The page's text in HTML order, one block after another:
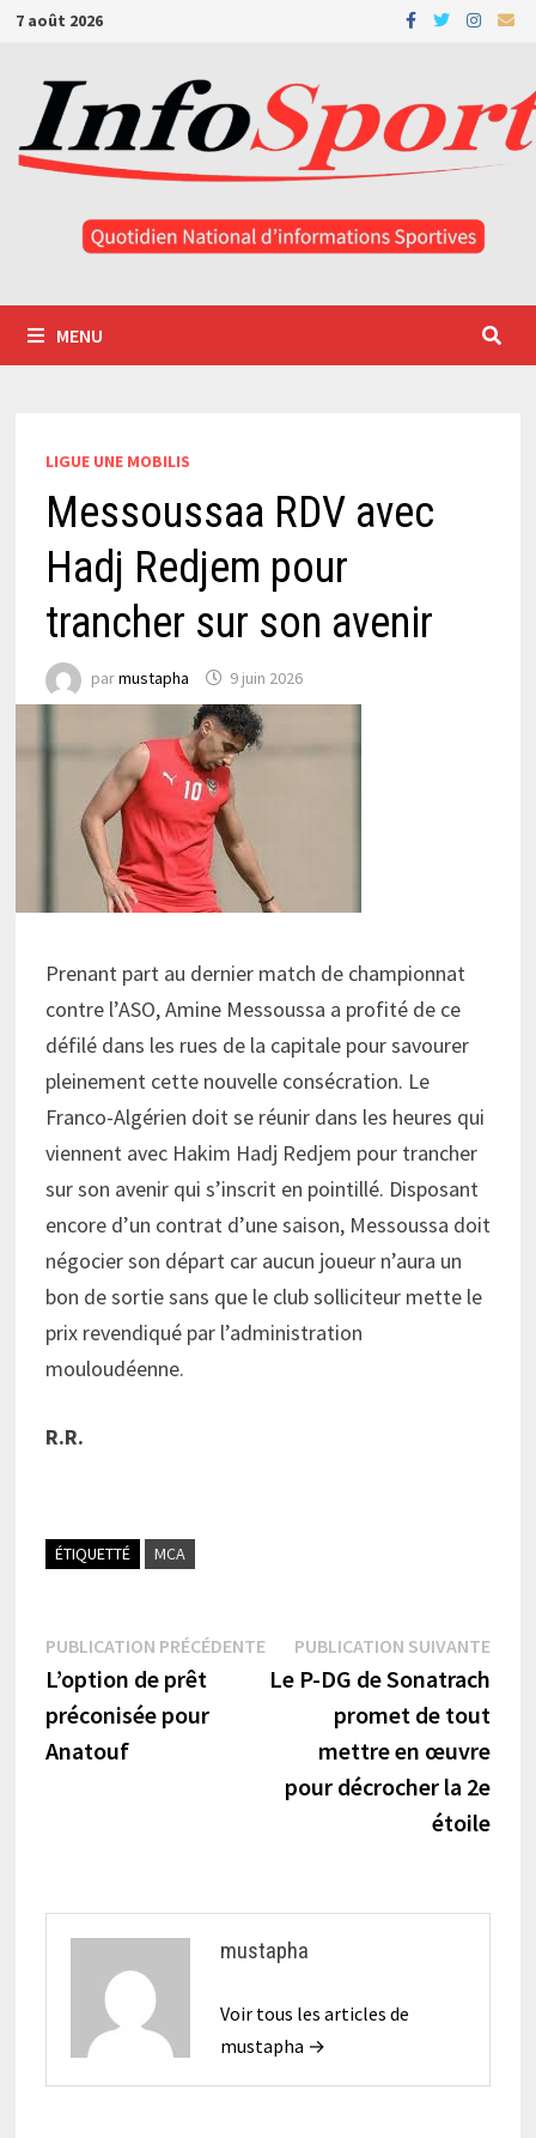
Passer
contenu
7 août 2026
MENU
LIGUE UNE MOBILIS
Messoussaa RDV avec
Hadj Redjem pour
trancher sur son avenir
parmustapha 9 juin 2026
Prenant part au dernier match de championnat
contre l’ASO, Amine Messoussa a profité de ce
défilé dans les rues de la capitale pour savourer
pleinement cette nouvelle consécration. Le
Franco-Algérien doit se réunir dans les heures qui
viennent avec Hakim Hadj Redjem pour trancher
sur son avenir qui s’inscrit en pointillé. Disposant
encore d’un contrat d’une saison, Messoussa doit
négocier son départ car aucun joueur n’aura un
bon de sortie sans que le club solliciteur mette le
prix revendiqué par l’administration
mouloudéenne.
R.R.
ÉTIQUETTÉ MCA
Navigation
de
l’article
PUBLICATION PRÉCÉDENTEPublication
précédente :
L’option de prêt
préconisée pour
Anatouf
PUBLICATION SUIVANTE
Le P-DG de Sonatrach
promet de tout
mettre en œuvre
pour décrocher la 2e
étoile
mustapha
Voir tous les articles de
mustapha →